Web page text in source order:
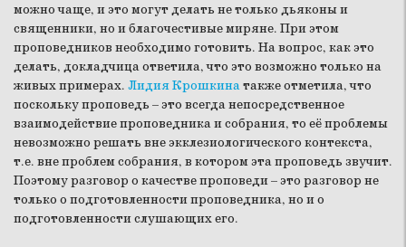
можно чаще, и это могут делать не только дьяконы и
священники, но и благочестивые миряне. При этом
проповедников необходимо готовить. На вопрос, как это
делать, докладчица ответила, что это возможно только на
живых примерах. Лидия Крошкинатакже отметила, что
поскольку проповедь – это всегда непосредственное
взаимодействие проповедника и собрания, то её проблемы
невозможно решать вне экклезиологического контекста,
т.е. вне проблем собрания, в котором эта проповедь звучит.
Поэтому разговор о качестве проповеди – это разговор не
только о подготовленности проповедника, но и о
подготовленности слушающих его.